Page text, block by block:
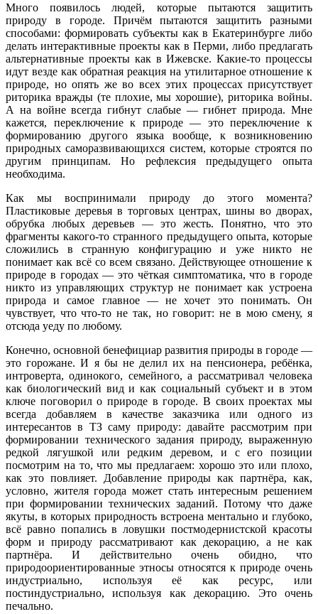
Много появилось людей, которые пытаются защитить
природу в городе. Причём пытаются защитить разными
способами: формировать субъекты как в Екатеринбурге либо
делать интерактивные проекты как в Перми, либо предлагать
альтернативные проекты как в Ижевске. Какие-то процессы
идут везде как обратная реакция на утилитарное отношение к
природе, но опять же во всех этих процессах присутствует
риторика вражды (те плохие, мы хорошие), риторика войны.
А на войне всегда гибнут слабые — гибнет природа. Мне
кажется, переключение к природе — это переключение к
формированию другого языка вообще, к возникновению
природных саморазвивающихся систем, которые строятся по
другим принципам. Но рефлексия предыдущего опыта
необходима.
Как мы воспринимали природу до этого момента?
Пластиковые деревья в торговых центрах, шины во дворах,
обрубка любых деревьев — это жесть. Понятно, что это
фрагменты какого-то странного предыдущего опыта, которые
сложились в странную конфигурацию и уже никто не
понимает как всё со всем связано. Действующее отношение к
природе в городах — это чёткая симптоматика, что в городе
никто из управляющих структур не понимает как устроена
природа и самое главное — не хочет это понимать. Он
чувствует, что что-то не так, но говорит: не в мою смену, я
отсюда уеду по любому.
Конечно, основной бенефициар развития природы в городе —
это горожане. И я бы не делил их на пенсионера, ребёнка,
интроверта, одинокого, семейного, а рассматривал человека
как биологический вид и как социальный субъект и в этом
ключе поговорил о природе в городе. В своих проектах мы
всегда добавляем в качестве заказчика или одного из
интересантов в ТЗ саму природу: давайте рассмотрим при
формировании технического задания природу, выраженную
редкой лягушкой или редким деревом, и с его позиции
посмотрим на то, что мы предлагаем: хорошо это или плохо,
как это повлияет. Добавление природы как партнёра, как,
условно, жителя города может стать интересным решением
при формировании технических заданий. Потому что даже
якуты, в которых природность встроена ментально и глубоко,
всё равно попались в ловушки постмодернистской красоты
форм и природу рассматривают как декорацию, а не как
партнёра. И действительно очень обидно, что
природоориентированные этносы относятся к природе очень
индустриально, используя её как ресурс, или
постиндустриально, используя как декорацию. Это очень
печально.